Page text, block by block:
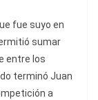
fue suyo en
sumar
entre los
terminó Juan
a